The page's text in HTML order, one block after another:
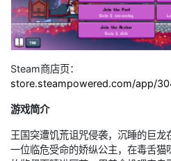
Steam商店页：
store.steampowered.com/app/
游戏简介
王国突遭饥荒诅咒侵袭，沉睡的巨
一位临危受命的娇纵公主，在毒舌猫